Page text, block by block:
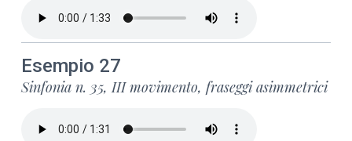
Esempio 27
Sinfonia n. 35, III movimento, fraseggi asimmetrici